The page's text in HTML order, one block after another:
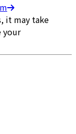
it may take
your